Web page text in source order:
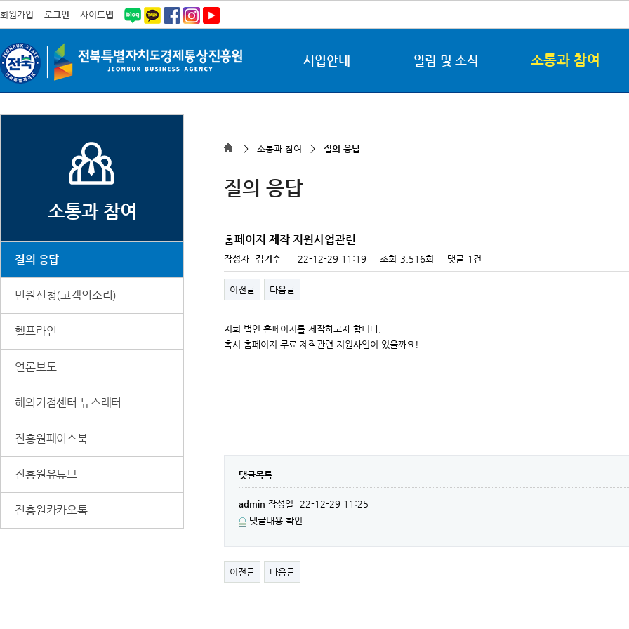
회원가입 로그인 사이트맵
사업안내 알림 및 소식 소통과 참여
소통과 참여
질의 응답
민원신청(고객의소리)
헬프라인
언론보도
해외거점센터 뉴스레터
진흥원페이스북
진흥원유튜브
진흥원카카오톡
> 소통과 참여 > 질의 응답
질의 응답
홈페이지 제작 지원사업관련
작성자 김기수 22-12-29 11:19 조회 3,516회 댓글 1건
이전글 다음글
저희 법인 홈페이지를 제작하고자 합니다.
혹시 홈페이지 무료 제작관련 지원사업이 있을까요!
댓글목록
admin 작성일
22-12-29 11:25
댓글내용 확인
이전글 다음글